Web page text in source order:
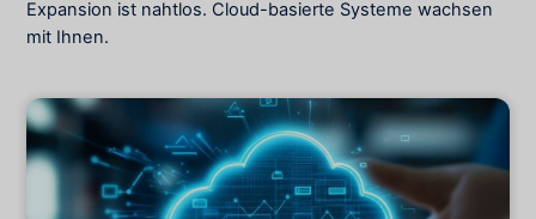
Expansion ist nahtlos. Cloud-basierte Systeme wachsen
mit Ihnen.